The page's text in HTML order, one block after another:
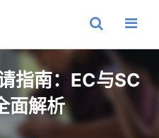
指南：EC与SC
面解析